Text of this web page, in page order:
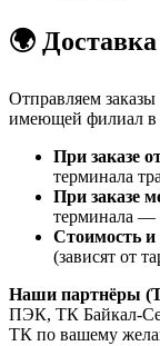
🌍
Отправляем
имеющей филиал в
При заказе
терминала
При заказе
терминала —
Стоимость и
(зависят от
Наши партнёры
ПЭК, ТК Байкал-
ТК по вашему